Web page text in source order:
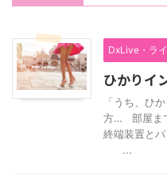
DxLive・ラ
ひかりイ
「うち、ひ
方… 部屋ま
終端装置と
...